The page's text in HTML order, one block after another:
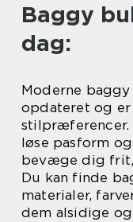
Baggy
dag:
Moderne
opdateret og
stilpræferencer.
løse pasform
bevæge dig frit,
Du kan finde
materialer,
dem alsidige